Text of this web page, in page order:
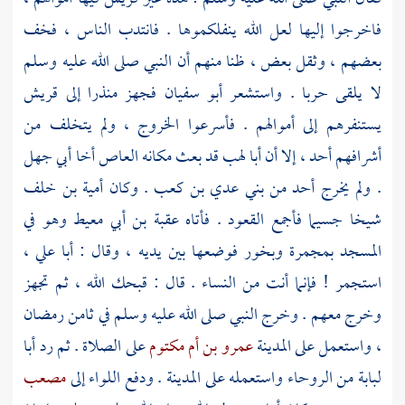
فاخرجوا إليها لعل الله ينفلكموها . فانتدب الناس ، فخف
بعضهم ، وثقل بعض ، ظنا منهم أن النبي صلى الله عليه وسلم
لا يلقى حربا . واستشعر أبو سفيان فجهز منذرا إلى قريش
يستنفرهم إلى أموالهم . فأسرعوا الخروج ، ولم يتخلف من
أشرافهم أحد ، إلا أنأبا لهبقد بعث مكانهالعاصأخاأبي جهل
. ولم يخرج أحد منبني عدي بن كعب . وكان أمية بن خلف
شيخا جسيما فأجمع القعود . فأتاهعقبة بن أبي معيط وهو في
المسجد بمجمرة وبخور فوضعها بين يديه ، وقال : أبا علي ،
استجمر ! فإنما أنت من النساء . قال : قبحك الله ، ثم تجهز
وخرج معهم . وخرج النبي صلى الله عليه وسلم في ثامن رمضان
، واستعمل علىالمدينةعمرو بن أم مكتومعلى الصلاة . ثم ردأبا
لبابةمنالروحاءواستعمله علىالمدينة. ودفع اللواء إلىمصعب